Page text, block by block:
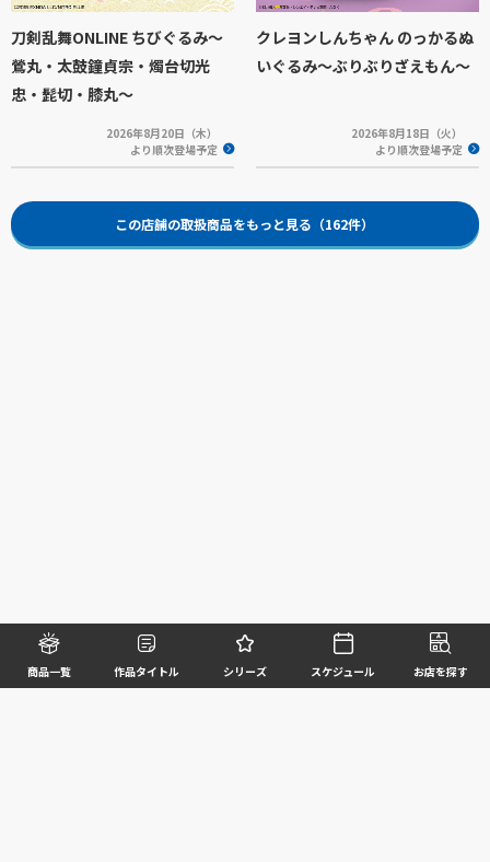
商品一覧 作品タイトル シリーズ スケジュール お店を探す
刀剣乱舞ONLINE ちびぐるみ～
鶯丸・太鼓鐘貞宗・燭台切光
忠・髭切・膝丸～
2026年8月20日（木）
より順次登場予定
クレヨンしんちゃん のっかるぬ
いぐるみ～ぶりぶりざえもん～
2026年8月18日（火）
より順次登場予定
この店舗の取扱商品をもっと見る（162件）